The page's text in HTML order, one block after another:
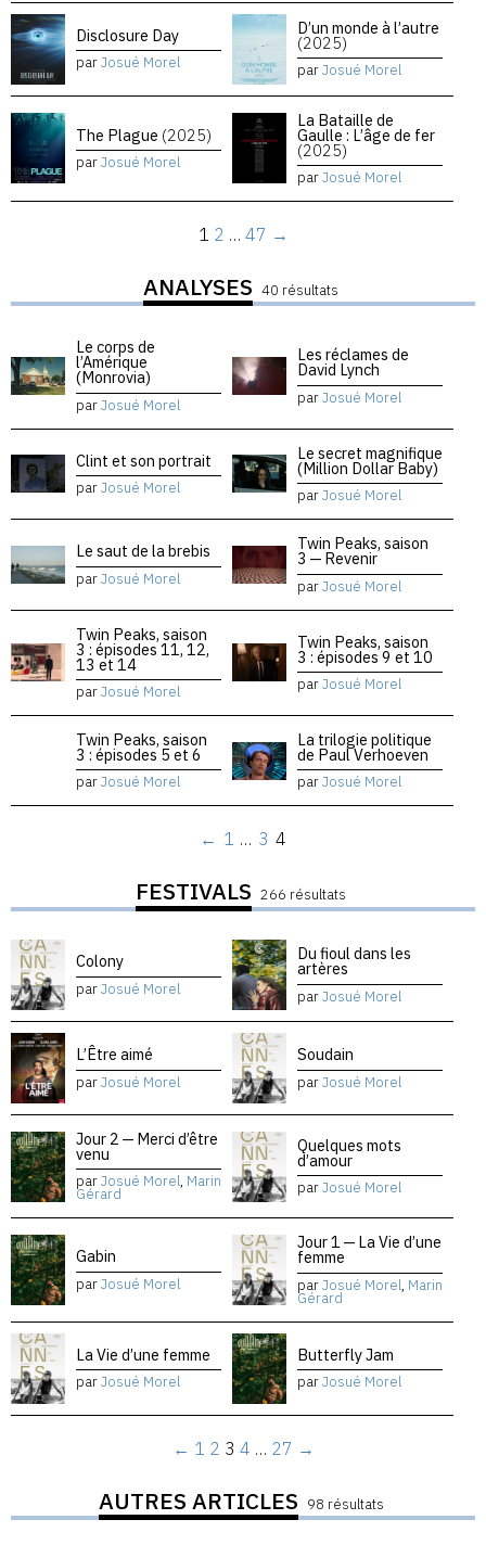
Disclosure Day
parJosué Morel
D’un monde à l’autre
(2025)
parJosué Morel
The Plague (2025)
parJosué Morel
La Bataille de
Gaulle : L’âge de fer
(2025)
parJosué Morel
1 2 … 47 →
ANALYSES 40 résultats
Le corps de
l’Amérique
(Monrovia)
parJosué Morel
Les réclames de
David Lynch
parJosué Morel
Clint et son portrait
parJosué Morel
Le secret magnifique
(Million Dollar Baby)
parJosué Morel
Le saut de la brebis
parJosué Morel
Twin Peaks, saison
3 — Revenir
parJosué Morel
Twin Peaks, saison
3 : épisodes 11, 12,
13 et 14
parJosué Morel
Twin Peaks, saison
3 : épisodes 9 et 10
parJosué Morel
Twin Peaks, saison
3 : épisodes 5 et 6
parJosué Morel
La trilogie politique
de Paul Verhoeven
parJosué Morel
← 1 … 3 4
FESTIVALS 266 résultats
Colony
parJosué Morel
Du fioul dans les
artères
parJosué Morel
L’Être aimé
parJosué Morel
Soudain
parJosué Morel
Jour 2 — Merci d’être
venu
parJosué Morel, Marin
Gérard
Quelques mots
d’amour
parJosué Morel
Gabin
parJosué Morel
Jour 1 — La Vie d’une
femme
parJosué Morel, Marin
Gérard
La Vie d’une femme
parJosué Morel
Butterfly Jam
parJosué Morel
← 1 2 3 4 … 27 →
AUTRES ARTICLES 98 résultats